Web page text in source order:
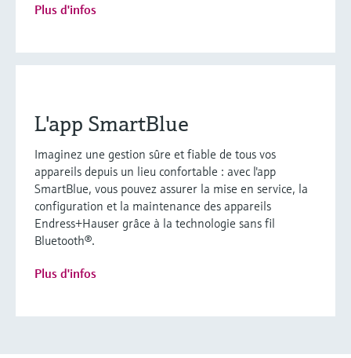
Plus d'infos
L'app SmartBlue
Imaginez une gestion sûre et fiable de tous vos
appareils depuis un lieu confortable : avec l'app
SmartBlue, vous pouvez assurer la mise en service, la
configuration et la maintenance des appareils
Endress+Hauser grâce à la technologie sans fil
Bluetooth®.
Plus d'infos